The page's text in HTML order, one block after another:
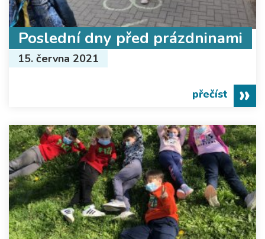
Poslední dny před prázdninami
15. června 2021
přečíst